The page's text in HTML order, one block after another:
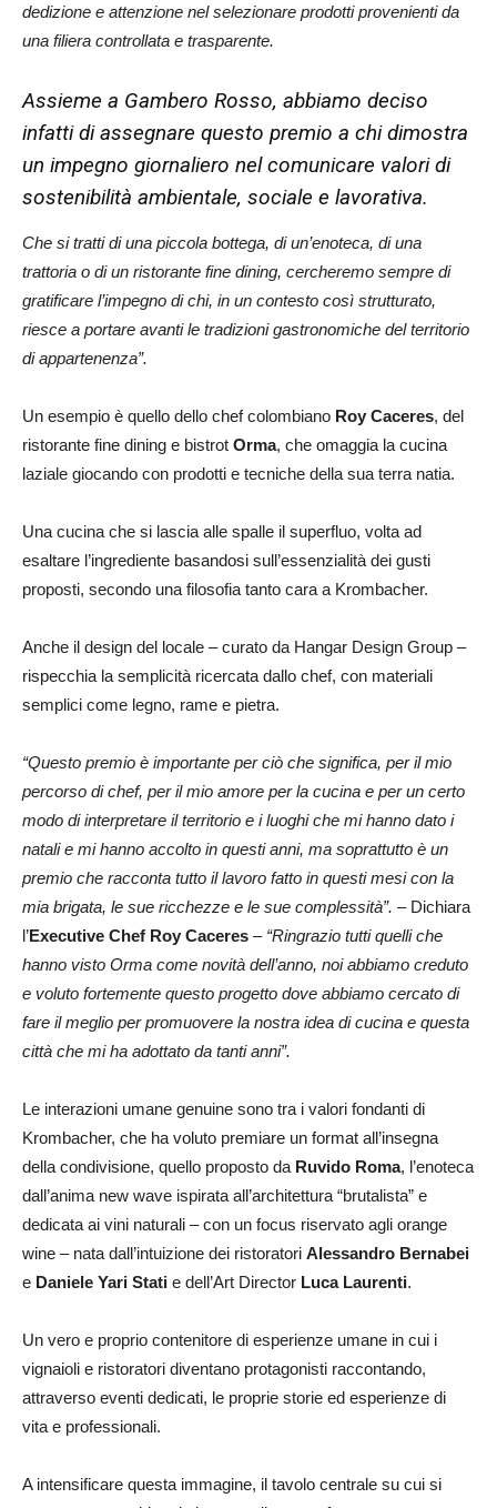
dedizione e attenzione nel selezionare prodotti provenienti da
una filiera controllata e trasparente.
Assieme a Gambero Rosso, abbiamo deciso
infatti di assegnare questo premio a chi dimostra
un impegno giornaliero nel comunicare valori di
sostenibilità ambientale, sociale e lavorativa.
Che si tratti di una piccola bottega, di un’enoteca, di una
trattoria o di un ristorante fine dining, cercheremo sempre di
gratificare l’impegno di chi, in un contesto così strutturato,
riesce a portare avanti le tradizioni gastronomiche del territorio
di appartenenza”.
Un esempio è quello dello chef colombiano Roy Caceres, del
ristorante fine dining e bistrot Orma, che omaggia la cucina
laziale giocando con prodotti e tecniche della sua terra natia.
Una cucina che si lascia alle spalle il superfluo, volta ad
esaltare l’ingrediente basandosi sull’essenzialità dei gusti
proposti, secondo una filosofia tanto cara a Krombacher.
Anche il design del locale – curato da Hangar Design Group –
rispecchia la semplicità ricercata dallo chef, con materiali
semplici come legno, rame e pietra.
“Questo premio è importante per ciò che significa, per il mio
percorso di chef, per il mio amore per la cucina e per un certo
modo di interpretare il territorio e i luoghi che mi hanno dato i
natali e mi hanno accolto in questi anni, ma soprattutto è un
premio che racconta tutto il lavoro fatto in questi mesi con la
mia brigata, le sue ricchezze e le sue complessità”. – Dichiara
l’Executive Chef Roy Caceres –“Ringrazio tutti quelli che
hanno visto Orma come novità dell’anno, noi abbiamo creduto
e voluto fortemente questo progetto dove abbiamo cercato di
fare il meglio per promuovere la nostra idea di cucina e questa
città che mi ha adottato da tanti anni”.
Le interazioni umane genuine sono tra i valori fondanti di
Krombacher, che ha voluto premiare un format all’insegna
della condivisione, quello proposto da Ruvido Roma, l’enoteca
dall’anima new wave ispirata all’architettura “brutalista” e
dedicata ai vini naturali – con un focus riservato agli orange
wine – nata dall’intuizione dei ristoratori Alessandro Bernabei
e Daniele Yari Stati e dell’Art Director Luca Laurenti.
Un vero e proprio contenitore di esperienze umane in cui i
vignaioli e ristoratori diventano protagonisti raccontando,
attraverso eventi dedicati, le proprie storie ed esperienze di
vita e professionali.
A intensificare questa immagine, il tavolo centrale su cui si